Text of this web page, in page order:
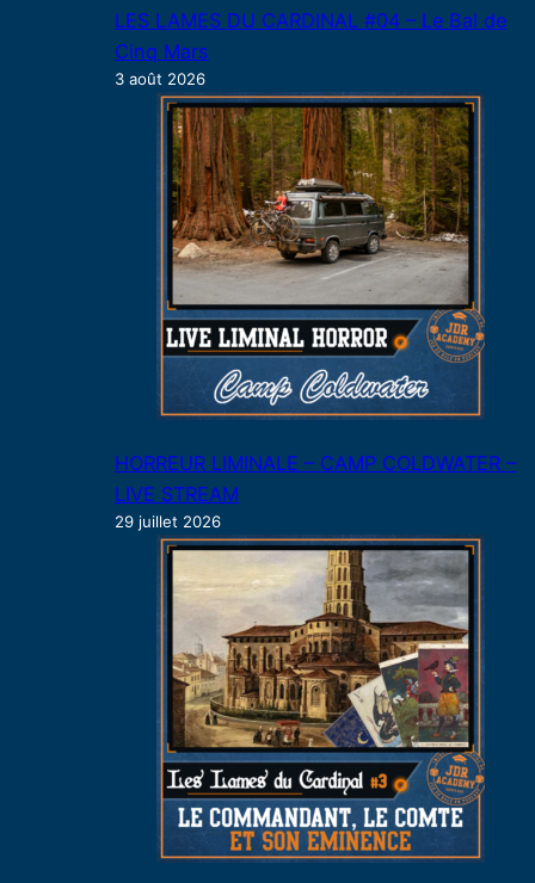
LES LAMES DU CARDINAL #04 – Le Bal de
Cinq Mars
3 août 2026
HORREUR LIMINALE – CAMP COLDWATER –
LIVE STREAM
29 juillet 2026